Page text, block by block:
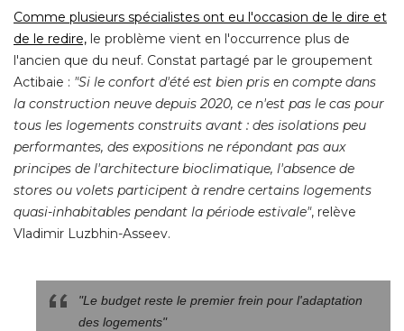
Comme plusieurs spécialistes ont eu l'occasion de le dire et
de le redire, le problème vient en l'occurrence plus de
l'ancien que du neuf. Constat partagé par le groupement
Actibaie : "Si le confort d'été est bien pris en compte dans
la construction neuve depuis 2020, ce n'est pas le cas pour
tous les logements construits avant : des isolations peu
performantes, des expositions ne répondant pas aux
principes de l'architecture bioclimatique, l'absence de
stores ou volets participent à rendre certains logements
quasi-inhabitables pendant la période estivale", relève
Vladimir Luzbhin-Asseev.
"Le budget reste le premier frein pour l'adaptation
des logements"